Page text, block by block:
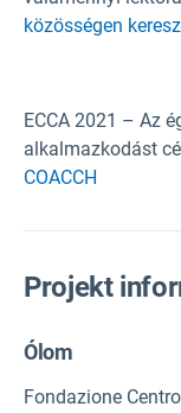
közösségen
ECCA 2021 – Az
alkalmazkodást
COACCH
Projekt
Ólom
Fondazione